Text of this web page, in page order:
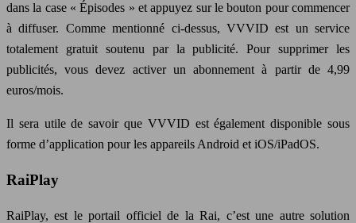
dans la case « Épisodes » et appuyez sur le bouton pour commencer
à diffuser. Comme mentionné ci-dessus, VVVID est un service
totalement gratuit soutenu par la publicité. Pour supprimer les
publicités, vous devez activer un abonnement à partir de 4,99
euros/mois.
Il sera utile de savoir que VVVID est également disponible sous
forme d’application pour les appareils Android et iOS/iPadOS.
RaiPlay
RaiPlay, est le portail officiel de la Rai, c’est une autre solution